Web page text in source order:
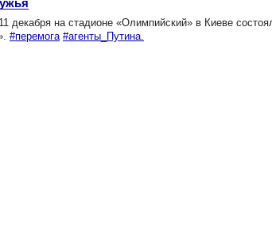
на стадионе «Олимпийский» в Киеве
#перемога #агенты_Путина.